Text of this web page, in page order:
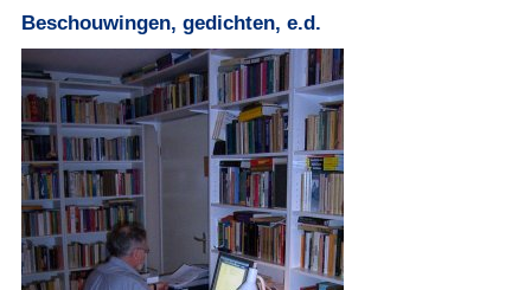
Beschouwingen, gedichten, e.d.